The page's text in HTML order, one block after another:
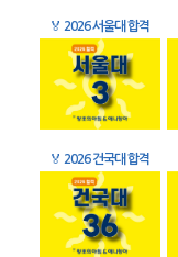
🏅 2026 서울대 합격
🏅 2026 건국대 합격